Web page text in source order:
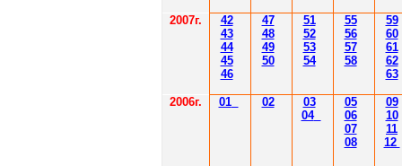
2007г.
42
43
44
45
46
47
48
49
50
51
52
53
54
55
56
57
58
59
60
61
62
63
2006г. 01 02
03
04
05
06
07
08
09
10
11
12